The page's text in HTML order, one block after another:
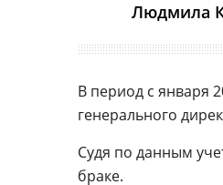
Людмила
В период с января
генерального
Судя по данным
браке.